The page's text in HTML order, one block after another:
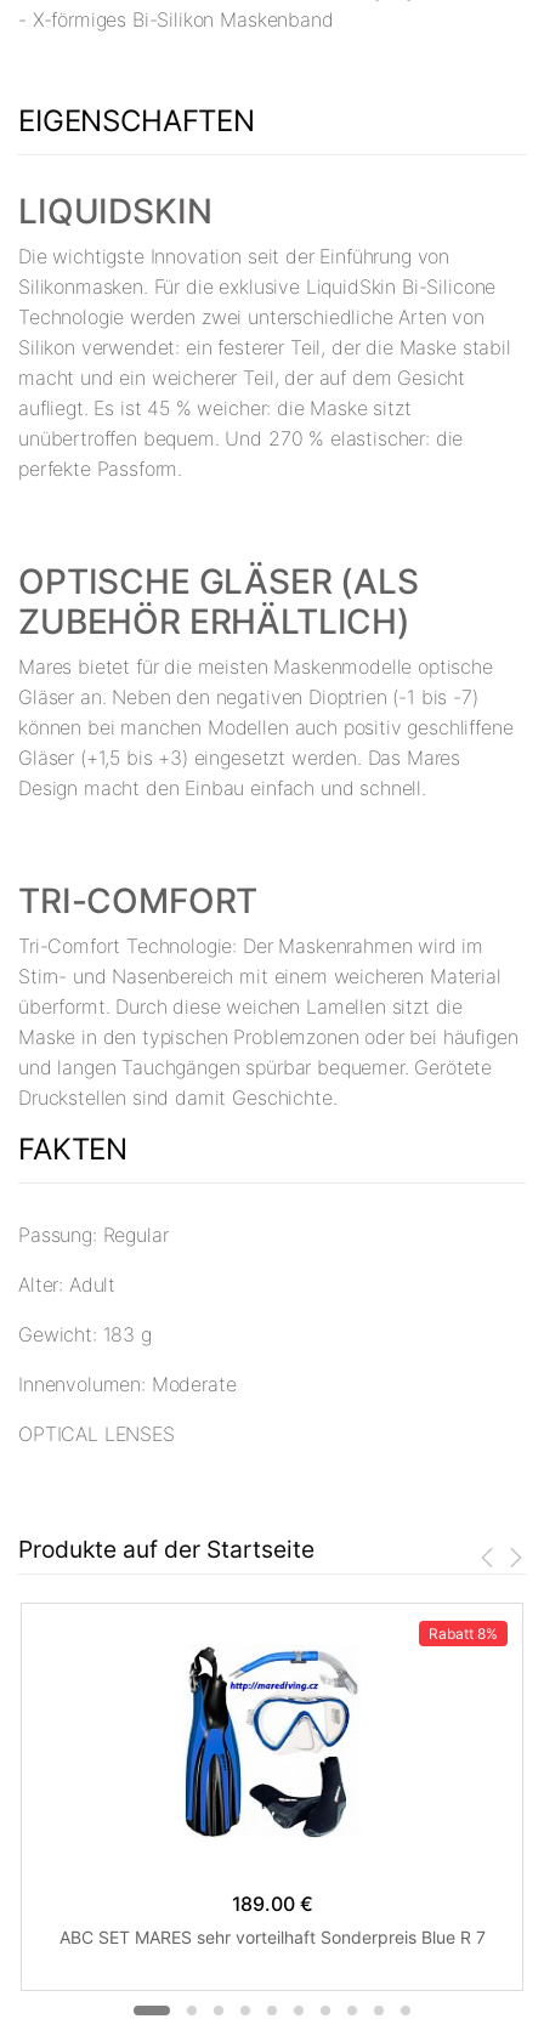
- X-förmiges Bi-Silikon Maskenband
EIGENSCHAFTEN
LIQUIDSKIN
Die wichtigste Innovation seit der Einführung von
Silikonmasken. Für die exklusive LiquidSkin Bi-Silicone
Technologie werden zwei unterschiedliche Arten von
Silikon verwendet: ein festerer Teil, der die Maske stabil
macht und ein weicherer Teil, der auf dem Gesicht
aufliegt. Es ist 45 % weicher: die Maske sitzt
unübertroffen bequem. Und 270 % elastischer: die
perfekte Passform.
OPTISCHE GLÄSER (ALS
ZUBEHÖR ERHÄLTLICH)
Mares bietet für die meisten Maskenmodelle optische
Gläser an. Neben den negativen Dioptrien (-1 bis -7)
können bei manchen Modellen auch positiv geschliffene
Gläser (+1,5 bis +3) eingesetzt werden. Das Mares
Design macht den Einbau einfach und schnell.
TRI-COMFORT
Tri-Comfort Technologie: Der Maskenrahmen wird im
Stirn- und Nasenbereich mit einem weicheren Material
überformt. Durch diese weichen Lamellen sitzt die
Maske in den typischen Problemzonen oder bei häufigen
und langen Tauchgängen spürbar bequemer. Gerötete
Druckstellen sind damit Geschichte.
FAKTEN
Passung: Regular
Alter: Adult
Gewicht: 183 g
Innenvolumen: Moderate
OPTICAL LENSES
Produkte auf der Startseite
Rabatt 8%
189.00 €
ABC SET MARES sehr vorteilhaft Sonderpreis Blue R 7